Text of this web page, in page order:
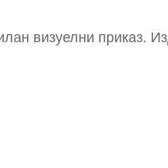
визуелни приказ.